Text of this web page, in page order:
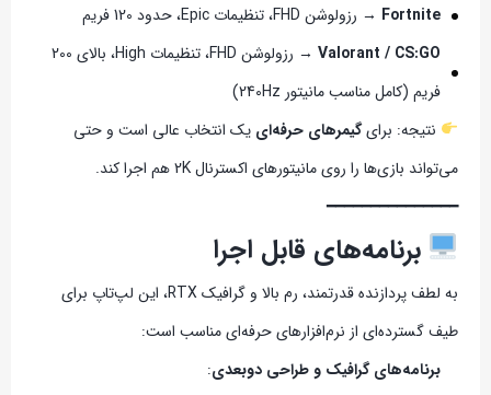
Fortnite → رزولوشن FHD، تنظیمات Epic، حدود 120 فریم
Valorant / CS:GO
→ رزولوشن FHD، تنظیمات High، بالای 200
فریم (کامل مناسب مانیتور 240Hz)
نتیجه: برایگیمرهای حرفه‌ای یک انتخاب عالی است و حتی
می‌تواند بازی‌ها را روی مانیتورهای اکسترنال 2K هم اجرا کند.
━━━━━━━━━━━━━━━
برنامه‌های قابل اجرا
به لطف پردازنده قدرتمند، رم بالا و گرافیک RTX، این لپ‌تاپ برای
طیف گسترده‌ای از نرم‌افزارهای حرفه‌ای مناسب است:
برنامه‌های گرافیک و طراحی دوبعدی: